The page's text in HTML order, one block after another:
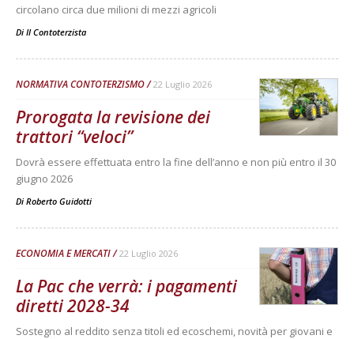
circolano circa due milioni di mezzi agricoli
Di Il Contoterzista
NORMATIVA CONTOTERZISMO 22 Luglio 2026
Prorogata la revisione dei
trattori “veloci”
Dovrà essere effettuata entro la fine dell’anno e non più entro il 30
giugno 2026
Di Roberto Guidotti
ECONOMIA E MERCATI 22 Luglio 2026
La Pac che verrà: i pagamenti
diretti 2028-34
Sostegno al reddito senza titoli ed ecoschemi, novità per giovani e